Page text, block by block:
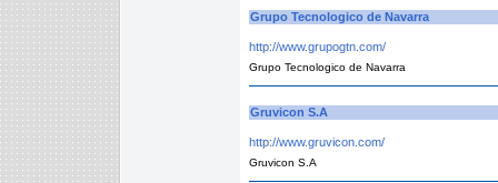
Grupo Tecnologico de Navarra
http://www.grupogtn.com/
Grupo Tecnologico de Navarra
Gruvicon S.A
http://www.gruvicon.com/
Gruvicon S.A